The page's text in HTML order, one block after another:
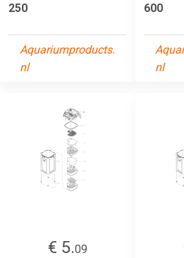
250
Aquariumproducts.
nl
600
nl
€ 5.09